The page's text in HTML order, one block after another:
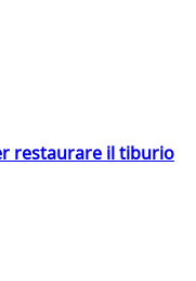
restaurare il tiburio